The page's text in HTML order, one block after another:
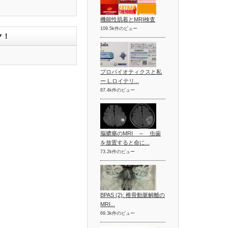
機能性肌着とMRI検査
109.5k件のビュー
プロバイオティクスと私
ー L.ロイテリ...
87.4k件のビュー
脳膿瘍のMRI ～ 虫歯
を放置すると命に...
73.2k件のビュー
BPAS (2): 椎骨動脈解離の
MRI...
69.3k件のビュー